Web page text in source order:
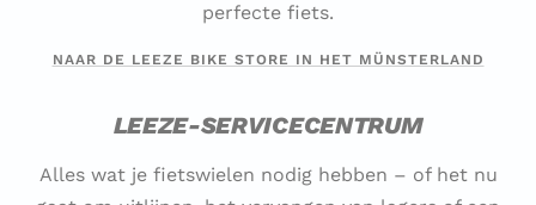
perfecte fiets.
NAAR DE LEEZE BIKE STORE IN HET MÜNSTERLAND
LEEZE-SERVICECENTRUM
Alles wat je fietswielen nodig hebben – of het nu